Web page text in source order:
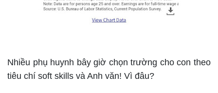
Nhiều phụ huynh bây giờ chọn trường cho con theo
tiêu chí soft skills và Anh văn! Vì đâu?